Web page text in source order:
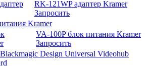
RK-121WP адаптер Kramer
Запросить
Kramer
VA-100P блок питания Kramer
Запросить
Design Universal Videohub